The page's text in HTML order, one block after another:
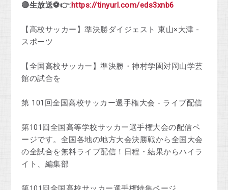
🔴生放送⚽👉:https://tinyurl.com/eds3xnb6
【高校サッカー】準決勝ダイジェスト 東山×大津 -
スポーツ
【全国高校サッカー】準決勝・神村学園対岡山学芸
館の試合を
第 101回全国高校サッカー選手権大会 - ライブ配信
第101回全国高等学校サッカー選手権大会の配信ペ
ージです。全国各地の地方大会決勝戦から全国大会
の全試合を無料ライブ配信！日程・結果からハイラ
イト、編集部